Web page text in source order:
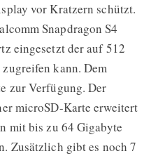
vor Kratzern schützt.
Snapdragon S4
eingesetzt der auf 512
kann. Dem
zur Verfügung. Der
microSD-Karte erweitert
mit bis zu 64 Gigabyte
Zusätzlich gibt es noch 7